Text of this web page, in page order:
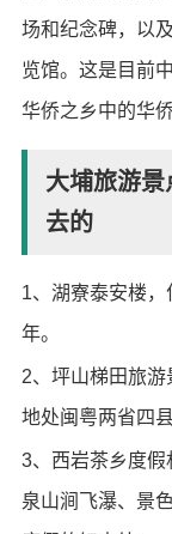
场和纪念碑，以
览馆。这是目前
华侨之乡中的华
大埔旅游
去的
1、湖寮泰安楼
年。
2、坪山梯田旅游
地处闽粤两省四
3、西岩茶乡度假
泉山涧飞瀑、景